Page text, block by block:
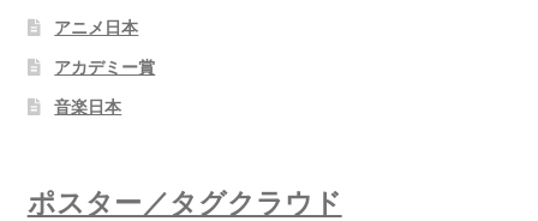
アニメ日本
アカデミー賞
音楽日本
ポスター／タグクラウド